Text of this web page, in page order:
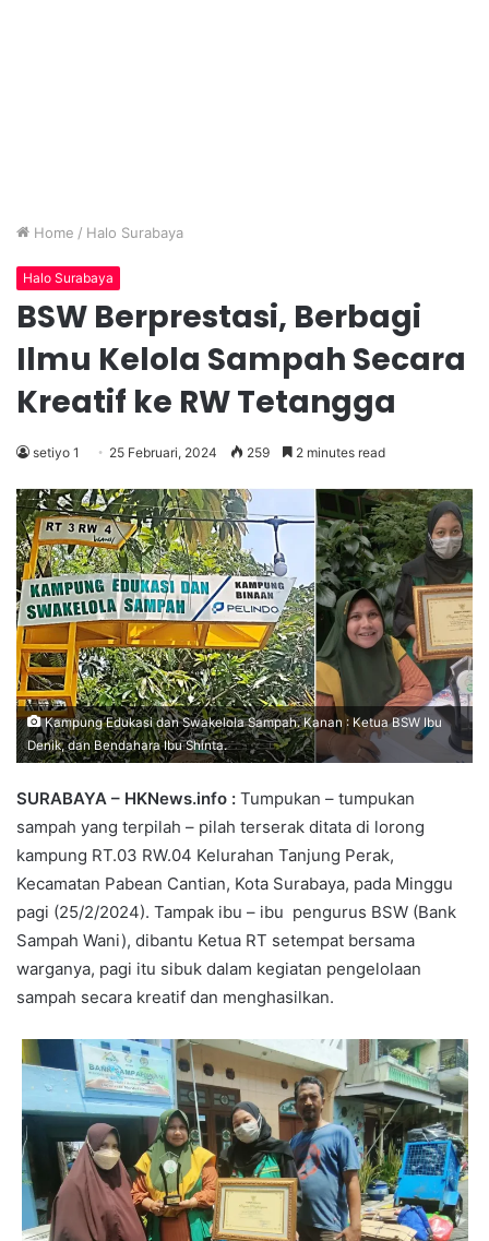
Home / Halo Surabaya
Halo Surabaya
BSW Berprestasi, Berbagi
Ilmu Kelola Sampah Secara
Kreatif ke RW Tetangga
setiyo 1 25 Februari, 2024 259 2 minutes read
Kampung Edukasi dan Swakelola Sampah. Kanan : Ketua BSW Ibu
Denik, dan Bendahara Ibu Shinta.
SURABAYA – HKNews.info : Tumpukan – tumpukan
sampah yang terpilah – pilah terserak ditata di lorong
kampung RT.03 RW.04 Kelurahan Tanjung Perak,
Kecamatan Pabean Cantian, Kota Surabaya, pada Minggu
pagi (25/2/2024). Tampak ibu – ibu pengurus BSW (Bank
Sampah Wani), dibantu Ketua RT setempat bersama
warganya, pagi itu sibuk dalam kegiatan pengelolaan
sampah secara kreatif dan menghasilkan.